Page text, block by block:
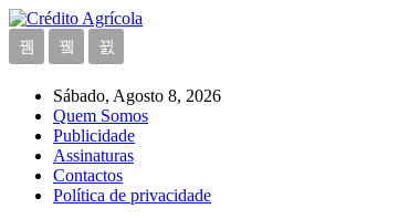
Sábado, Agosto 8, 2026
Quem Somos
Publicidade
Assinaturas
Contactos
Política de privacidade